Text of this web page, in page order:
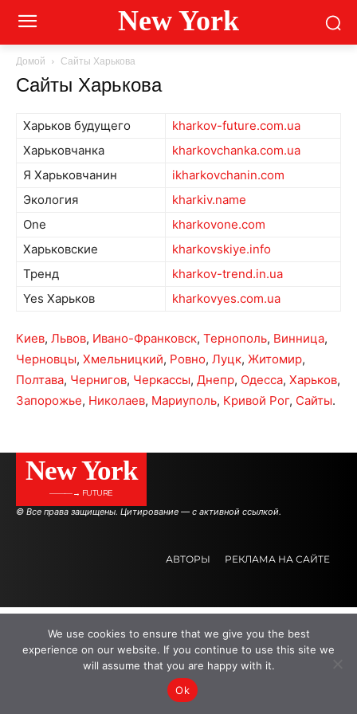
New York
Домой Сайты Харькова
Сайты Харькова
Харьков будущего
kharkov-future.com.ua
Харьковчанка
kharkovchanka.com.ua
Я Харьковчанин
ikharkovchanin.com
Экология
kharkiv.name
One
kharkovone.com
Харьковские
kharkovskiye.info
Тренд
kharkov-trend.in.ua
Yes Харьков
kharkovyes.com.ua
Киев, Львов, Ивано-Франковск, Тернополь, Винница,
Черновцы, Хмельницкий, Ровно, Луцк, Житомир,
Полтава, Чернигов, Черкассы, Днепр, Одесса, Харьков,
Запорожье, Николаев, Мариуполь, Кривой Рог, Сайты.
New York
———→ FUTURE
© Все права защищены. Цитирование — с активной ссылкой.
АВТОРЫ РЕКЛАМА НА САЙТЕ
We use cookies to ensure that we give you the best
experience on our website. If you continue to use this site we
will assume that you are happy with it.
Ok
...